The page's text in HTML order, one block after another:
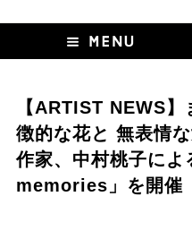
【ARTIST NEWS
徴的な花と 無表情
作家、中村桃子によ
memories」を開催